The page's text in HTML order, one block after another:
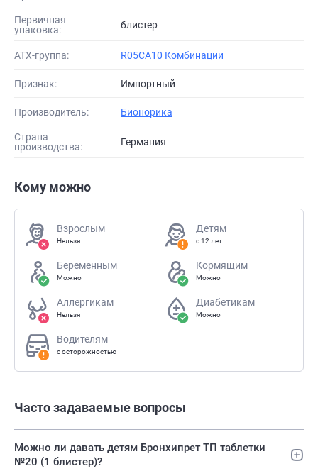
Первичная
упаковка:
блистер
АТХ-группа: R05CA10 Комбинации
Признак: Импортный
Производитель: Бионорика
Страна
производства:
Германия
Кому можно
Взрослым
Нельзя
Детям
с 12 лет
Беременным
Можно
Кормящим
Можно
Аллергикам
Нельзя
Диабетикам
Можно
Водителям
с осторожностью
Часто задаваемые вопросы
Можно ли давать детям Бронхипрет ТП таблетки
№20 (1 блистер)?